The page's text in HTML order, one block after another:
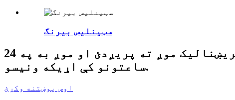
سټینلیس بیرنگ
زموږ د محصولاتو یا قیمت لیست په اړه پوښتنو لپاره ، مهرباني وکړئ خپل بریښنالیک موږ ته پریږدئ او موږ به په 24
ساعتونو کې اړیکه ونیسو.
اوس پوښتنه وکړئ